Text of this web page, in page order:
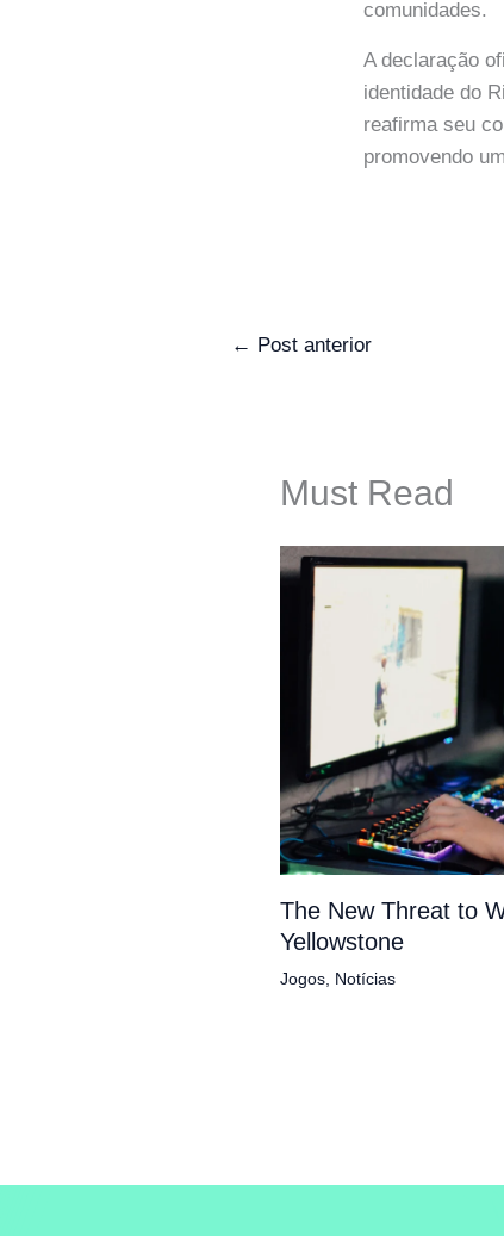
comunidades.
A declaração
identidade do
reafirma seu
promovendo
← Post anterior
Must Read
The New Threat to
Yellowstone
Jogos, Notícias